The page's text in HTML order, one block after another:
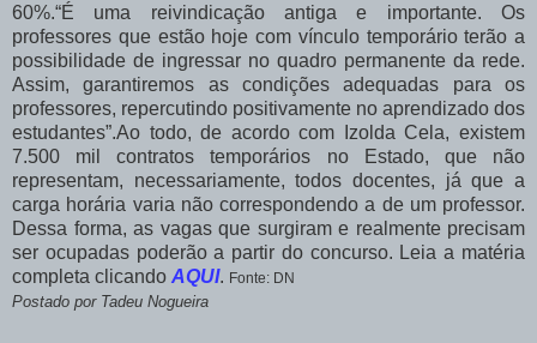
60%.“É uma reivindicação antiga e importante. Os
professores que estão hoje com vínculo temporário terão a
possibilidade de ingressar no quadro permanente da rede.
Assim, garantiremos as condições adequadas para os
professores, repercutindo positivamente no aprendizado dos
estudantes”.Ao todo, de acordo com Izolda Cela, existem
7.500 mil contratos temporários no Estado, que não
representam, necessariamente, todos docentes, já que a
carga horária varia não correspondendo a de um professor.
Dessa forma, as vagas que surgiram e realmente precisam
ser ocupadas poderão a partir do concurso. Leia a matéria
completa clicando AQUI. Fonte: DN
Postado por Tadeu Nogueira